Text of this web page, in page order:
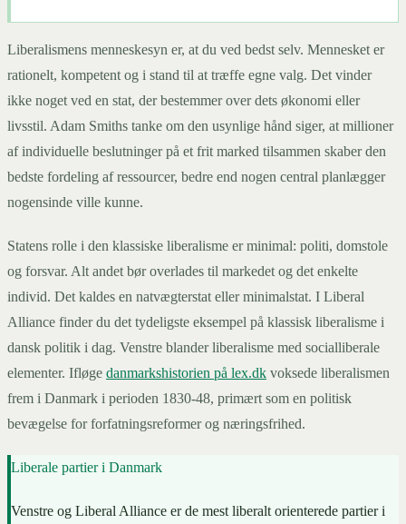
Liberalismens menneskesyn er, at du ved bedst selv. Mennesket er
rationelt, kompetent og i stand til at træffe egne valg. Det vinder
ikke noget ved en stat, der bestemmer over dets økonomi eller
livsstil. Adam Smiths tanke om den usynlige hånd siger, at millioner
af individuelle beslutninger på et frit marked tilsammen skaber den
bedste fordeling af ressourcer, bedre end nogen central planlægger
nogensinde ville kunne.
Statens rolle i den klassiske liberalisme er minimal: politi, domstole
og forsvar. Alt andet bør overlades til markedet og det enkelte
individ. Det kaldes en natvægterstat eller minimalstat. I Liberal
Alliance finder du det tydeligste eksempel på klassisk liberalisme i
dansk politik i dag. Venstre blander liberalisme med socialliberale
elementer. Ifløge danmarkshistorien på lex.dk voksede liberalismen
frem i Danmark i perioden 1830-48, primært som en politisk
bevægelse for forfatningsreformer og næringsfrihed.
Liberale partier i Danmark
Venstre og Liberal Alliance er de mest liberalt orienterede partier i